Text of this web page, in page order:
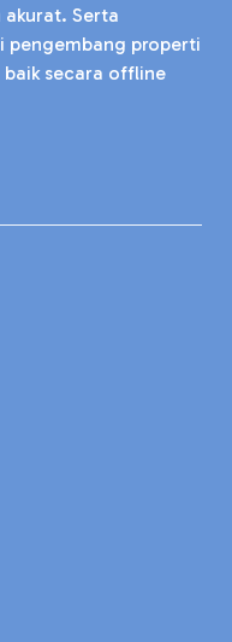
Serta
pengembang properti
secara offline